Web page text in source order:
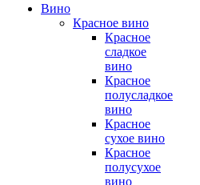
Вино
Красное вино
Красное
сладкое
вино
Красное
полусладкое
вино
Красное
сухое вино
Красное
полусухое
вино